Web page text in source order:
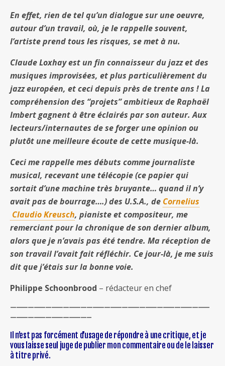
En effet, rien de tel qu’un dialogue sur une oeuvre,
autour d’un travail, où, je le rappelle souvent,
l’artiste prend tous les risques, se met à nu.
Claude Loxhay est un fin connaisseur du jazz et des
musiques improvisées, et plus particulièrement du
jazz européen, et ceci depuis près de trente ans ! La
compréhension des “projets” ambitieux de Raphaël
Imbert gagnent à être éclairés par son auteur. Aux
lecteurs/internautes de se forger une opinion ou
plutôt une meilleure écoute de cette musique-là.
Ceci me rappelle mes débuts comme journaliste
musical, recevant une télécopie (ce papier qui
sortait d’une machine très bruyante… quand il n’y
avait pas de bourrage….) des U.S.A., de Cornelius
Claudio Kreusch, pianiste et compositeur, me
remerciant pour la chronique de son dernier album,
alors que je n’avais pas été tendre. Ma réception de
son travail l’avait fait réfléchir. Ce jour-là, je me suis
dit que j’étais sur la bonne voie.
Philippe Schoonbrood – rédacteur en chef
——————————————————————————————————
—————————————–
Il n’est pas forcément d’usage de répondre à une critique, et je
vous laisse seul juge de publier mon commentaire ou de le laisser
à titre privé.